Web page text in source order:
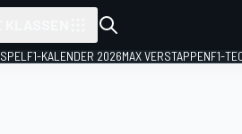
F1-KALENDER 2026MAX VERSTAPPENF1-